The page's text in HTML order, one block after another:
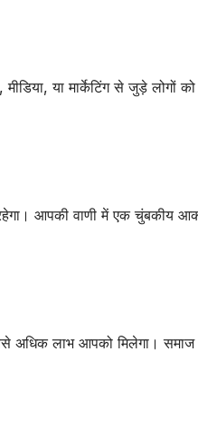
या मार्केटिंग से जुड़े लोगों
आपकी वाणी में एक चुंबकीय
अधिक लाभ आपको मिलेगा। समाज